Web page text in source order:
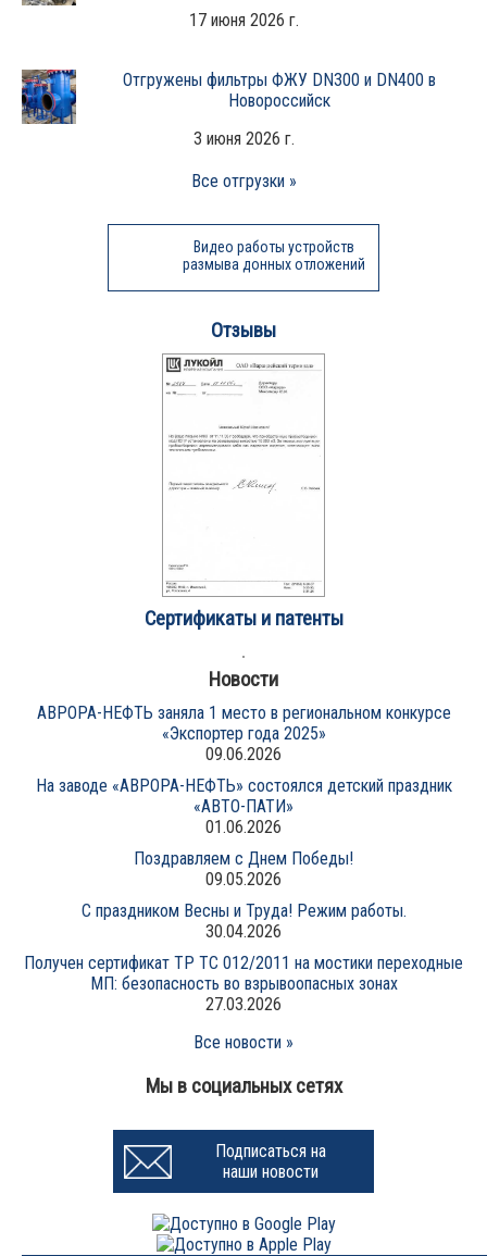
17 июня 2026 г.
Отгружены фильтры ФЖУ DN300 и DN400 в
Новороссийск
3 июня 2026 г.
Все отгрузки »
Видео работы устройств
размыва донных отложений
Отзывы
Сертификаты и патенты
Новости
АВРОРА-НЕФТЬ заняла 1 место в региональном конкурсе
«Экспортер года 2025»
09.06.2026
На заводе «АВРОРА-НЕФТЬ» состоялся детский праздник
«АВТО-ПАТИ»
01.06.2026
Поздравляем с Днем Победы!
09.05.2026
С праздником Весны и Труда! Режим работы.
30.04.2026
Получен сертификат ТР ТС 012/2011 на мостики переходные
МП: безопасность во взрывоопасных зонах
27.03.2026
Все новости »
Мы в социальных сетях
Подписаться на
наши новости